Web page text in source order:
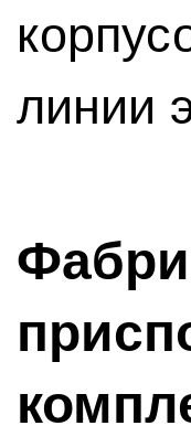
линии